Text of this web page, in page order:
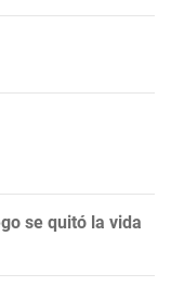
se quitó la vida